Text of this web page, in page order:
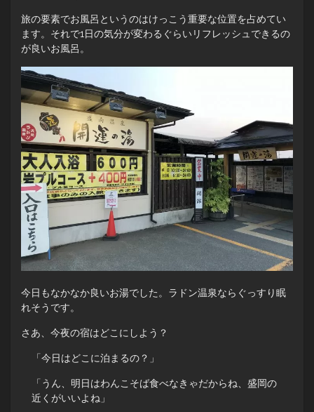
旅の要素でお風呂というのはけっこう重要な位置を占めてい
ます。それで1日の気分が変わるぐらいリフレッシュできるの
が良いお風呂。
今日もなかなか良いお湯でした。ラドン温泉ならぐっすり眠
れそうです。
さあ、今夜の宿はどこにしよう？
「今日はどこに泊まるの？」
「うん、明日はわんこそば食べなきゃだからね、盛岡の
近くがいいよね」